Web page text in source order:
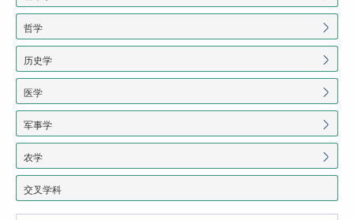
哲学
历史学
医学
军事学
农学
交叉学科